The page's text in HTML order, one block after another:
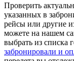
Проверить
указанных в
рейсы или другие
можете на нашем
выбрать из списка
забронировали и